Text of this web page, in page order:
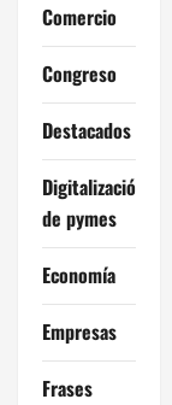
Comercio
Congreso
Destacados
Digitalización
de pymes
Economía
Empresas
Frases